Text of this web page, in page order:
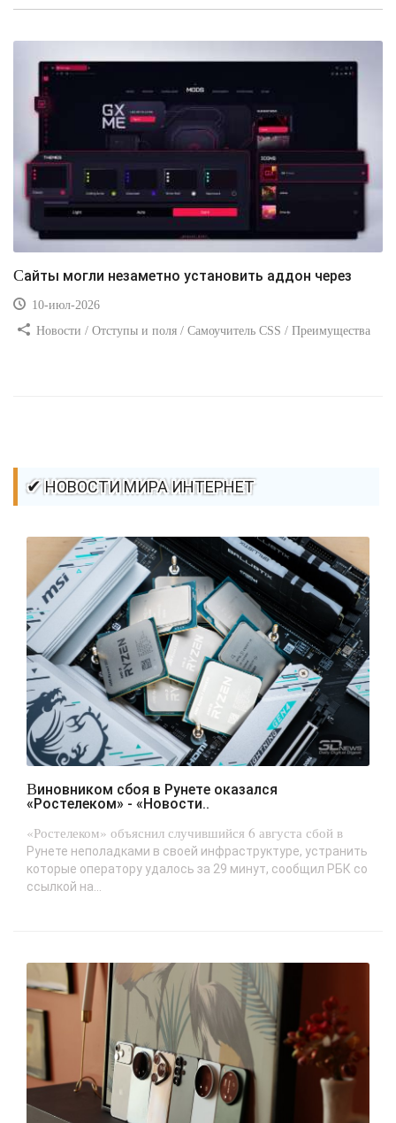
Сайты могли незаметно установить аддон через
10-июл-2026
Новости / Отступы и поля / Самоучитель CSS / Преимущества
✔ НОВОСТИ МИРА ИНТЕРНЕТ
Виновником сбоя в Рунете оказался
«Ростелеком» - «Новости..
«Ростелеком» объяснил случившийся 6 августа сбой в
Рунете неполадками в своей инфраструктуре, устранить
которые оператору удалось за 29 минут, сообщил РБК со
ссылкой на...